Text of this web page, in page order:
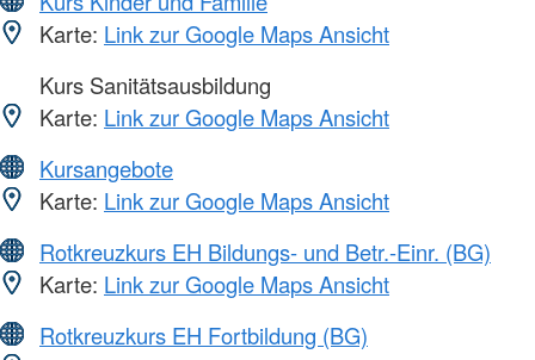
Karte: Link zur Google Maps Ansicht
Kurs Sanitätsausbildung
Karte: Link zur Google Maps Ansicht
Kursangebote
Karte: Link zur Google Maps Ansicht
Rotkreuzkurs EH Bildungs- und Betr.-Einr. (BG)
Karte: Link zur Google Maps Ansicht
Rotkreuzkurs EH Fortbildung (BG)